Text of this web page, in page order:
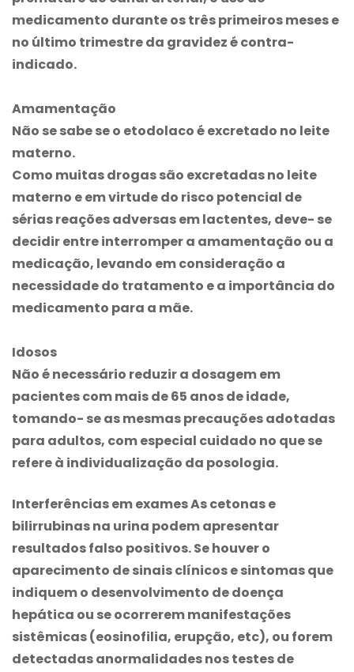
medicamento durante os três primeiros meses e
no último trimestre da gravidez é contra-
indicado.
Amamentação
Não se sabe se o etodolaco é excretado no leite
materno.
Como muitas drogas são excretadas no leite
materno e em virtude do risco potencial de
sérias reações adversas em lactentes, deve- se
decidir entre interromper a amamentação ou a
medicação, levando em consideração a
necessidade do tratamento e a importância do
medicamento para a mãe.
Idosos
Não é necessário reduzir a dosagem em
pacientes com mais de 65 anos de idade,
tomando- se as mesmas precauções adotadas
para adultos, com especial cuidado no que se
refere à individualização da posologia.
Interferências em exames As cetonas e
bilirrubinas na urina podem apresentar
resultados falso positivos. Se houver o
aparecimento de sinais clínicos e sintomas que
indiquem o desenvolvimento de doença
hepática ou se ocorrerem manifestações
sistêmicas (eosinofilia, erupção, etc), ou forem
detectadas anormalidades nos testes de